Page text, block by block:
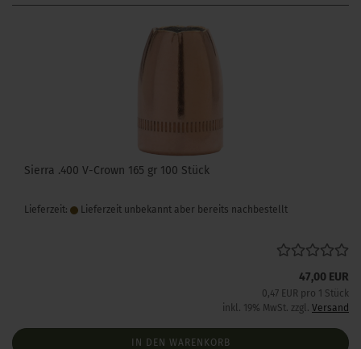
Sierra .400 V-Crown 165 gr 100 Stück
Lieferzeit: Lieferzeit unbekannt aber bereits nachbestellt
47,00 EUR
0,47 EUR pro 1 Stück
inkl. 19% MwSt. zzgl. Versand
IN DEN WARENKORB